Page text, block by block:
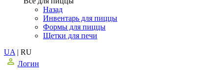
Назад
Инвентарь для пиццы
Формы для пиццы
Щетки для печи
UA | RU
Логин